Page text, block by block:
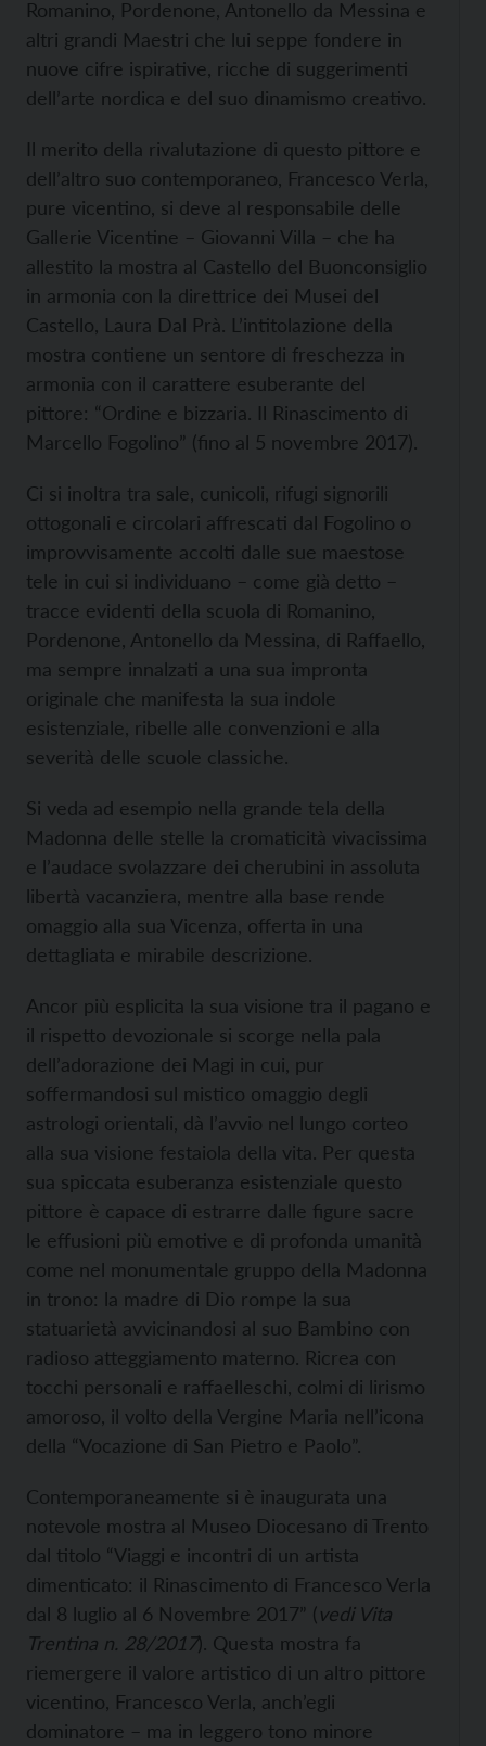
Romanino, Pordenone, Antonello da Messina e
altri grandi Maestri che lui seppe fondere in
nuove cifre ispirative, ricche di suggerimenti
dell’arte nordica e del suo dinamismo creativo.
Il merito della rivalutazione di questo pittore e
dell’altro suo contemporaneo, Francesco Verla,
pure vicentino, si deve al responsabile delle
Gallerie Vicentine – Giovanni Villa – che ha
allestito la mostra al Castello del Buonconsiglio
in armonia con la direttrice dei Musei del
Castello, Laura Dal Prà. L’intitolazione della
mostra contiene un sentore di freschezza in
armonia con il carattere esuberante del
pittore: “Ordine e bizzaria. Il Rinascimento di
Marcello Fogolino” (fino al 5 novembre 2017).
Ci si inoltra tra sale, cunicoli, rifugi signorili
ottogonali e circolari affrescati dal Fogolino o
improvvisamente accolti dalle sue maestose
tele in cui si individuano – come già detto –
tracce evidenti della scuola di Romanino,
Pordenone, Antonello da Messina, di Raffaello,
ma sempre innalzati a una sua impronta
originale che manifesta la sua indole
esistenziale, ribelle alle convenzioni e alla
severità delle scuole classiche.
Si veda ad esempio nella grande tela della
Madonna delle stelle la cromaticità vivacissima
e l’audace svolazzare dei cherubini in assoluta
libertà vacanziera, mentre alla base rende
omaggio alla sua Vicenza, offerta in una
dettagliata e mirabile descrizione.
Ancor più esplicita la sua visione tra il pagano e
il rispetto devozionale si scorge nella pala
dell’adorazione dei Magi in cui, pur
soffermandosi sul mistico omaggio degli
astrologi orientali, dà l’avvio nel lungo corteo
alla sua visione festaiola della vita. Per questa
sua spiccata esuberanza esistenziale questo
pittore è capace di estrarre dalle figure sacre
le effusioni più emotive e di profonda umanità
come nel monumentale gruppo della Madonna
in trono: la madre di Dio rompe la sua
statuarietà avvicinandosi al suo Bambino con
radioso atteggiamento materno. Ricrea con
tocchi personali e raffaelleschi, colmi di lirismo
amoroso, il volto della Vergine Maria nell’icona
della “Vocazione di San Pietro e Paolo”.
Contemporaneamente si è inaugurata una
notevole mostra al Museo Diocesano di Trento
dal titolo “Viaggi e incontri di un artista
dimenticato: il Rinascimento di Francesco Verla
dal 8 luglio al 6 Novembre 2017” (vedi Vita
Trentina n. 28/2017). Questa mostra fa
riemergere il valore artistico di un altro pittore
vicentino, Francesco Verla, anch’egli
dominatore – ma in leggero tono minore